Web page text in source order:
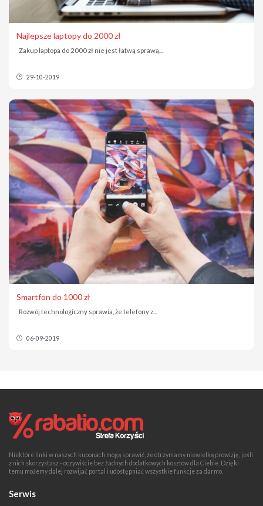
Najlepsze laptopy do 2000 zł
Zakup laptopa do 2000 zł nie jest łatwą sprawą...
29-10-2019
Smartfon do 1000 zł
Rozwój technologiczny sprawia, że telefony z...
06-09-2019
Niektóre linki w naszych kuponach mogą sprawić, że otrzymamy niewielką prowizję, jeśli
z nich skorzystasz - oczywiście bez żadnych dodatkowych kosztów dla Ciebie. Dzięki
temu możemy dalej rozwijać portal i udostępniać wszystkie funkcje za darmo.
Serwis